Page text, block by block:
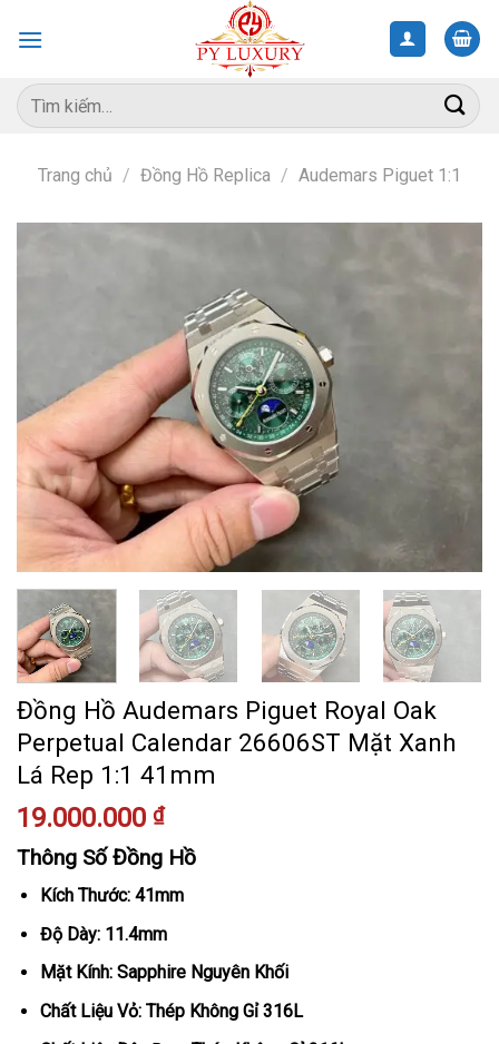
Tìm
kiếm:
Trang chủ / Đồng Hồ Replica / Audemars Piguet 1:1
Đồng Hồ Audemars Piguet Royal Oak
Perpetual Calendar 26606ST Mặt Xanh
Lá Rep 1:1 41mm
19.000.000 ₫
Thông Số Đồng Hồ
Kích Thước: 41mm
Độ Dày: 11.4mm
Mặt Kính: Sapphire Nguyên Khối
Chất Liệu Vỏ: Thép Không Gỉ 316L